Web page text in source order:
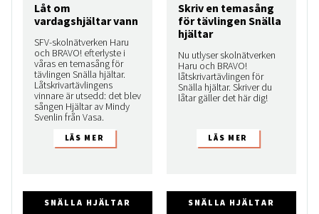
Låt om
vardagshjältar vann
SFV-skolnätverken Haru
och BRAVO! efterlyste i
våras en temasång för
tävlingen Snälla hjältar.
Låtskrivartävlingens
vinnare är utsedd: det blev
sången Hjältar av Mindy
Svenlin från Vasa.
Skriv en temasång
för tävlingen Snälla
hjältar
Nu utlyser skolnätverken
Haru och BRAVO!
låtskrivartävlingen för
Snälla hjältar. Skriver du
låtar gäller det här dig!
SNÄLLA HJÄLTAR SNÄLLA HJÄLTAR